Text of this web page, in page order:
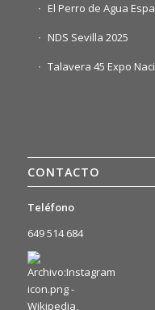
El Perro de Agua
NDS Sevilla 2025
Talavera 45 Expo
CONTACTO
Teléfono
649 514 684